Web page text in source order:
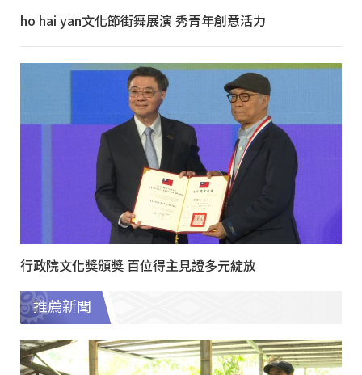
ho hai yan文化節街舞展演 秀青年創意活力
行政院文化獎頒獎 百位得主見證多元綻放
推薦新聞